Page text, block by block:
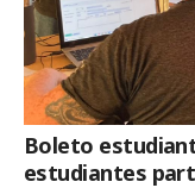
Boleto
estudiantes